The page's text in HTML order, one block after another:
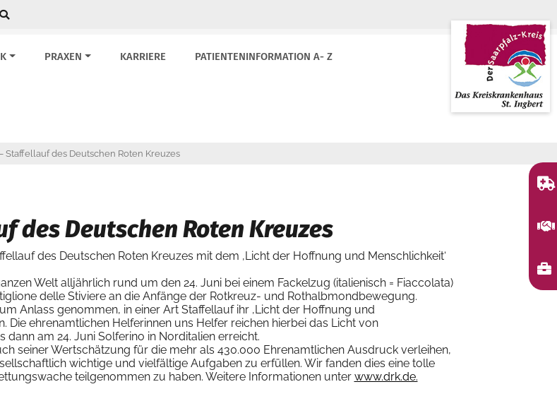
PRAXEN KARRIERE PATIENTENINFORMATION A- Z
Staffellauf des Deutschen Roten Kreuzes
des Deutschen Roten Kreuzes
des Deutschen Roten Kreuzes mit dem ‚Licht der Hoffnung und Menschlichkeit‘
Welt alljährlich rund um den 24. Juni bei einem Fackelzug (italienisch = Fiaccolata)
delle Stiviere an die Anfänge der Rotkreuz- und Rothalbmondbewegung.
Anlass genommen, in einer Art Staffellauf ihr ‚Licht der Hoffnung und
Die ehrenamtlichen Helferinnen uns Helfer reichen hierbei das Licht von
am 24. Juni Solferino in Norditalien erreicht.
seiner Wertschätzung für die mehr als 430.000 Ehrenamtlichen Ausdruck verleihen,
wichtige und vielfältige Aufgaben zu erfüllen. Wir fanden dies eine tolle
teilgenommen zu haben. Weitere Informationen unter www.drk.de.